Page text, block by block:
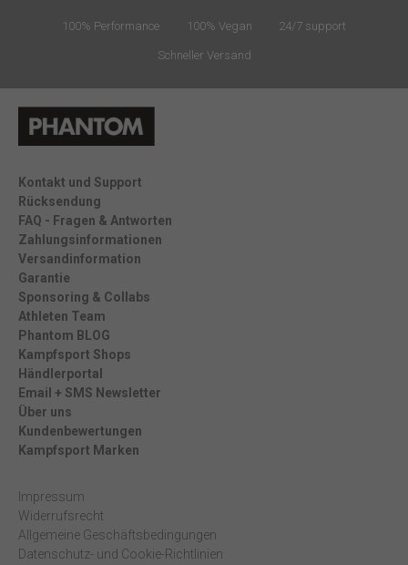
100% Performance 100% Vegan 24/7 support
Schneller Versand
Kontakt und Support
Rücksendung
FAQ - Fragen & Antworten
Zahlungsinformationen
Versandinformation
Garantie
Sponsoring & Collabs
Athleten Team
Phantom BLOG
Kampfsport Shops
Händlerportal
Email + SMS Newsletter
Über uns
Kundenbewertungen
Kampfsport Marken
Impressum
Widerrufsrecht
Allgemeine Geschäftsbedingungen
Datenschutz- und Cookie-Richtlinien